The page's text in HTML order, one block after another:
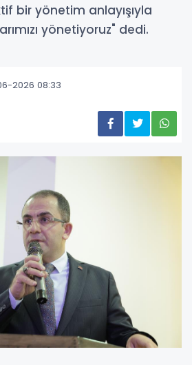
bir yönetim anlayışıyla
yönetiyoruz" dedi.
2026 08:33